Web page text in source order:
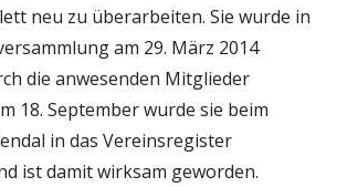
neu zu überarbeiten. Sie wurde in
am 29. März 2014
die anwesenden Mitglieder
18. September wurde sie beim
in das Vereinsregister
ist damit wirksam geworden.